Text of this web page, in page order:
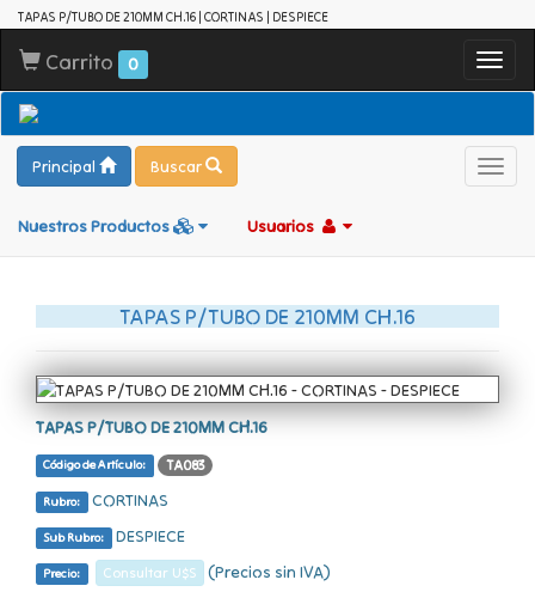
TAPAS P/TUBO DE 210MM CH.16 | CORTINAS | DESPIECE
Carrito 0
Principal Buscar
Nuestros Productos Usuarios
TAPAS P/TUBO DE 210MM CH.16
TAPAS P/TUBO DE 210MM CH.16
Código de Artículo: TA083
Rubro: CORTINAS
Sub Rubro: DESPIECE
Precio: Consultar U$S (Precios sin IVA)